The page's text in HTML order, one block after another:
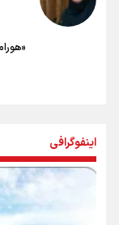
اینفوگرافی